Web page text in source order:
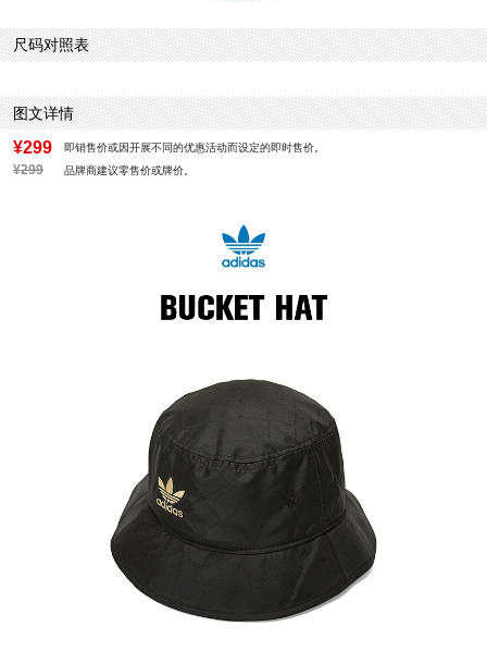
尺码对照表
图文详情
¥299 即销售价或因开展不同的优惠活动而设定的即时售价。
¥299 品牌商建议零售价或牌价。